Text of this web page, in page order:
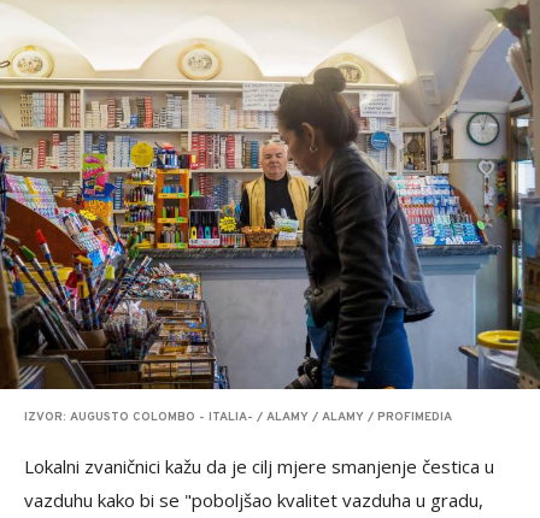
IZVOR: AUGUSTO COLOMBO - ITALIA- / ALAMY / ALAMY / PROFIMEDIA
Lokalni zvaničnici kažu da je cilj mjere smanjenje čestica u
vazduhu kako bi se "poboljšao kvalitet vazduha u gradu,